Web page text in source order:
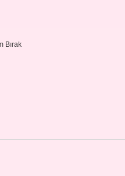
Bırak